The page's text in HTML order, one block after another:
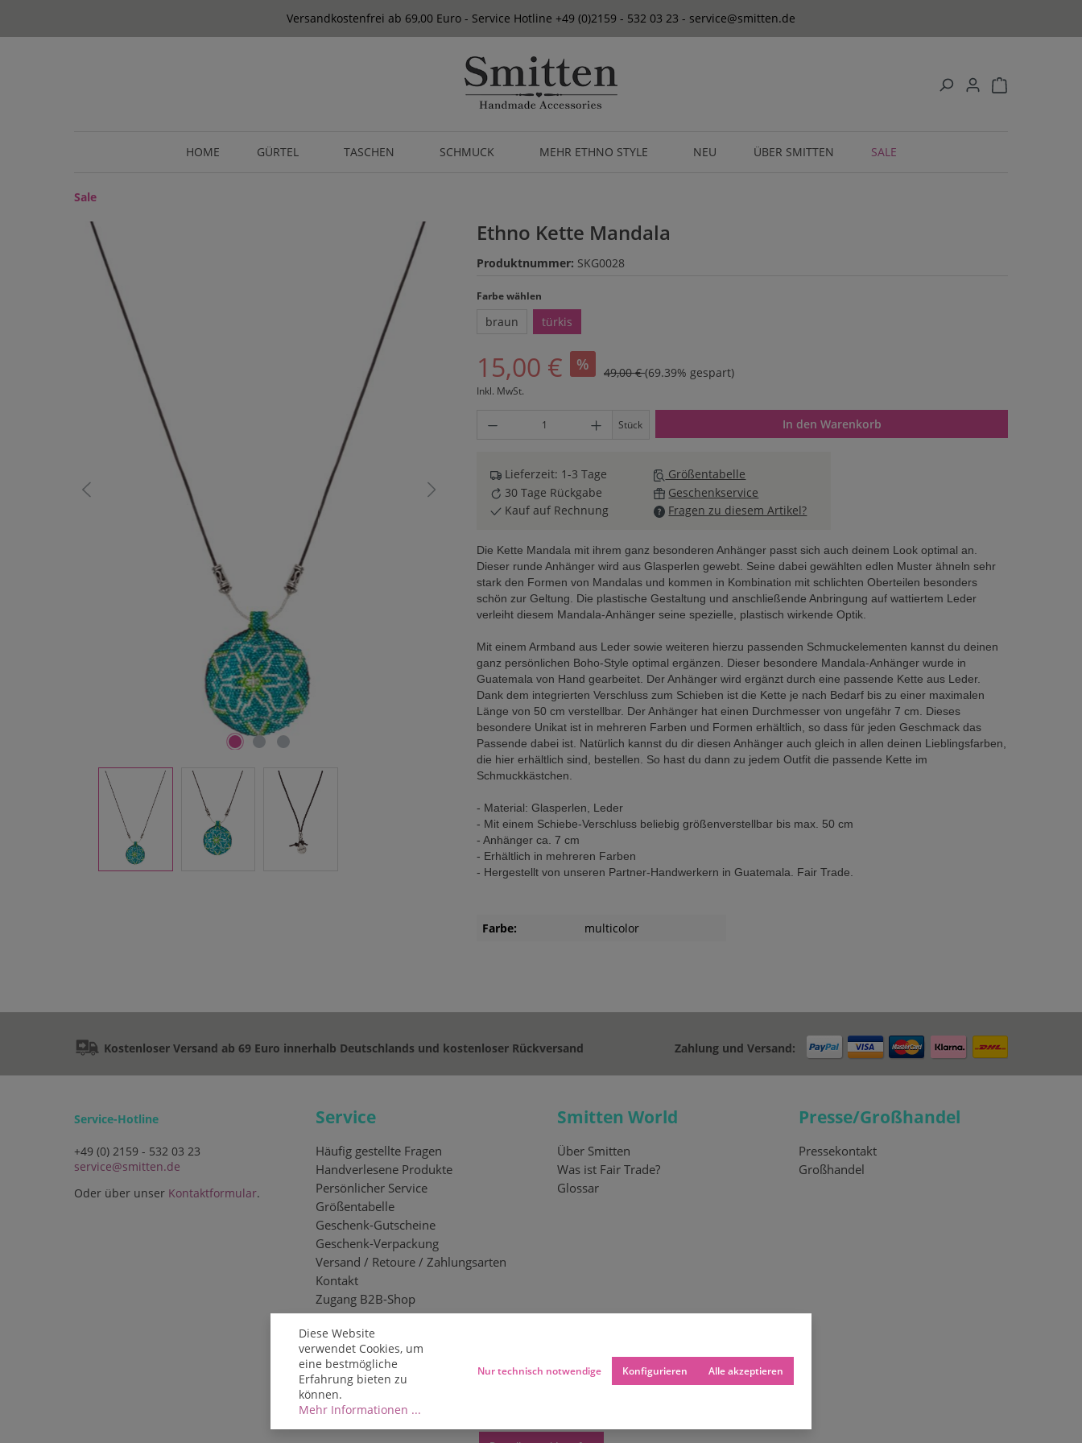
Versandkostenfrei ab 69,00 Euro - Service Hotline +49 (0)2159 - 532 03 23 - service@smitten.de
HOME GÜRTEL TASCHEN SCHMUCK MEHR ETHNO STYLE NEU ÜBER SMITTEN SALE
Sale
Bildergalerie überspringen Ethno Kette Mandala
Produktnummer: SKG0028
Farbe wählen
braun
türkis
15,00 € % 49,00 €(69.39% gespart)
Inkl. MwSt.
Produkt Anzahl: Gib den gewünschten Wert ein oder benutze die Schaltflächen um die Anzahl zu erhöhen
Stück In den Warenkorb
Lieferzeit: 1-3 Tage
Größentabelle
30 Tage Rückgabe
Geschenkservice
Kauf auf Rechnung
Fragen zu diesem Artikel?
Die Kette Mandala mit ihrem ganz besonderen Anhänger passt sich auch deinem Look optimal an.
Dieser runde Anhänger wird aus Glasperlen gewebt. Seine dabei gewählten edlen Muster ähneln sehr
stark den Formen von Mandalas und kommen in Kombination mit schlichten Oberteilen besonders
schön zur Geltung. Die plastische Gestaltung und anschließende Anbringung auf wattiertem Leder
verleiht diesem Mandala-Anhänger seine spezielle, plastisch wirkende Optik.
Mit einem Armband aus Leder sowie weiteren hierzu passenden Schmuckelementen kannst du deinen
ganz persönlichen Boho-Style optimal ergänzen. Dieser besondere Mandala-Anhänger wurde in
Guatemala von Hand gearbeitet. Der Anhänger wird ergänzt durch eine passende Kette aus Leder.
Dank dem integrierten Verschluss zum Schieben ist die Kette je nach Bedarf bis zu einer maximalen
Länge von 50 cm verstellbar. Der Anhänger hat einen Durchmesser von ungefähr 7 cm. Dieses
besondere Unikat ist in mehreren Farben und Formen erhältlich, so dass für jeden Geschmack das
Passende dabei ist. Natürlich kannst du dir diesen Anhänger auch gleich in allen deinen Lieblingsfarben,
die hier erhältlich sind, bestellen. So hast du dann zu jedem Outfit die passende Kette im
Schmuckkästchen.
- Material: Glasperlen, Leder
- Mit einem Schiebe-Verschluss beliebig größenverstellbar bis max. 50 cm
- Anhänger ca. 7 cm
- Erhältlich in mehreren Farben
- Hergestellt von unseren Partner-Handwerkern in Guatemala. Fair Trade.
Farbe: multicolor
Kostenloser Versand ab 69 Euro innerhalb Deutschlands und kostenloser Rückversand Zahlung und Versand:
Service-Hotline
+49 (0) 2159 - 532 03 23
service@smitten.de
Oder über unser Kontaktformular.
Service
Häufig gestellte Fragen
Handverlesene Produkte
Persönlicher Service
Größentabelle
Geschenk-Gutscheine
Geschenk-Verpackung
Versand / Retoure / Zahlungsarten
Kontakt
Zugang B2B-Shop
Smitten World
Über Smitten
Was ist Fair Trade?
Glossar
Presse/Großhandel
Pressekontakt
Großhandel
Diese Website
verwendet Cookies, um
eine bestmögliche
Erfahrung bieten zu
können.
Mehr Informationen ...
Nur technisch notwendige Konfigurieren Alle akzeptieren